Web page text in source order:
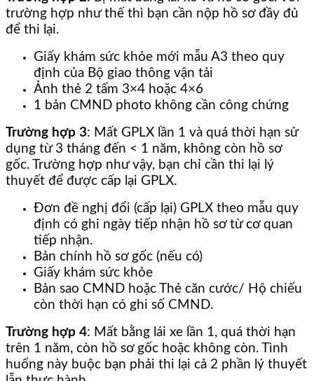
trường hợp như thế thì bạn cần nộp hồ sơ đầy đủ
để thi lại.
Giấy khám sức khỏe mới mẫu A3 theo quy
định của Bộ giao thông vận tải
Ảnh thẻ 2 tấm 3×4 hoặc 4×6
1 bản CMND photo không cần công chứng
Trường hợp 3: Mất GPLX lần 1 và quá thời hạn sử
dụng từ 3 tháng đến < 1 năm, không còn hồ sơ
gốc. Trường hợp như vậy, bạn chỉ cần thi lại lý
thuyết để được cấp lại GPLX.
Đơn đề nghị đổi (cấp lại) GPLX theo mẫu quy
định có ghi ngày tiếp nhận hồ sơ từ cơ quan
tiếp nhận.
Bản chính hồ sơ gốc (nếu có)
Giấy khám sức khỏe
Bản sao CMND hoặc Thẻ căn cước/ Hộ chiếu
còn thời hạn có ghi số CMND.
Trường hợp 4: Mất bằng lái xe lần 1, quá thời hạn
trên 1 năm, còn hồ sơ gốc hoặc không còn. Tình
huống này buộc bạn phải thi lại cả 2 phần lý thuyết